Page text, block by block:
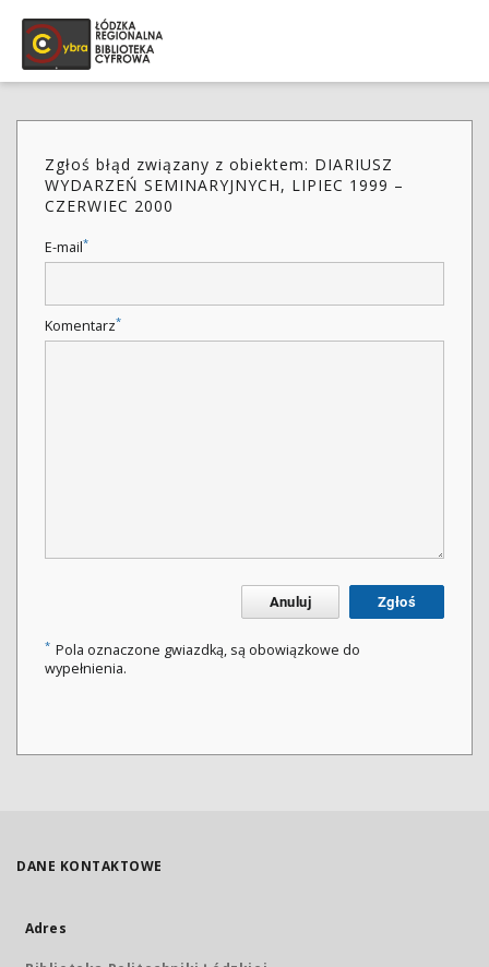
Zgłoś błąd związany z obiektem: DIARIUSZ
WYDARZEŃ SEMINARYJNYCH, LIPIEC 1999 –
CZERWIEC 2000
E-mail*
Komentarz*
Anuluj Zgłoś
* Pola oznaczone gwiazdką, są obowiązkowe do
wypełnienia.
DANE KONTAKTOWE
Adres